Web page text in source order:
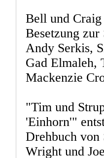
Bell und
Besetzung zur
Andy Serkis,
Gad Elmaleh,
Mackenzie
"Tim und
'Einhorn'"
Drehbuch
Wright und